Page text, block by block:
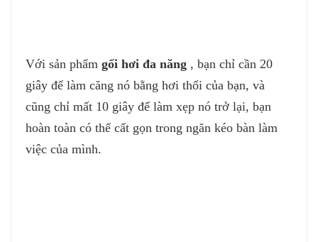
Với sản phẩm gối hơi đa năng , bạn chỉ cần 20
giây để làm căng nó bằng hơi thổi của bạn, và
cũng chỉ mất 10 giây để làm xẹp nó trở lại, bạn
hoàn toàn có thể cất gọn trong ngăn kéo bàn làm
việc của mình.